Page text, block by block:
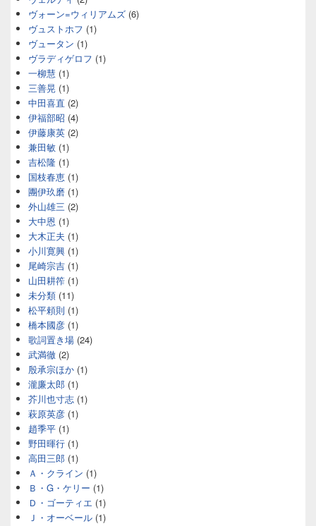
ヴォーン=ウィリアムズ (6)
ヴュストホフ (1)
ヴュータン (1)
ヴラディゲロフ (1)
一柳慧 (1)
三善晃 (1)
中田喜直 (2)
伊福部昭 (4)
伊藤康英 (2)
兼田敏 (1)
吉松隆 (1)
国枝春恵 (1)
團伊玖磨 (1)
外山雄三 (2)
大中恩 (1)
大木正夫 (1)
小川寛興 (1)
尾崎宗吉 (1)
山田耕筰 (1)
未分類 (11)
松平頼則 (1)
橋本國彦 (1)
歌詞置き場 (24)
武満徹 (2)
殷承宗ほか (1)
瀧廉太郎 (1)
芥川也寸志 (1)
萩原英彦 (1)
趙季平 (1)
野田暉行 (1)
高田三郎 (1)
Ａ・クライン (1)
Ｂ・G・ケリー (1)
Ｄ・ゴーティエ (1)
Ｊ・オーベール (1)